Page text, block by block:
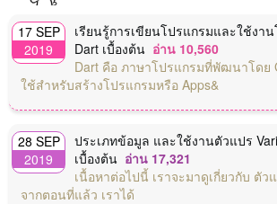
17 SEP
2019
เรียนรู้การเขียนโปรแกรมและใช้งา
Dart เบื้องต้น อ่าน 10,560
Dart คือ ภาษาโปรแกรมที่พัฒนาโดย
ใช้สำหรับสร้างโปรแกรมหรือ Apps&
28 SEP
2019
ประเภทข้อมูล และใช้งานตัวแปร
เบื้องต้น อ่าน 17,321
เนื้อหาต่อไปนี้ เราจะมาดูเกี่ยวกับ ตัว
จากตอนที่แล้ว เราได้